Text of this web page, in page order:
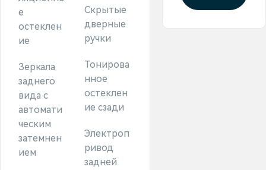
е
остеклен
ие
Зеркала
заднего
вида с
автомати
ческим
затемнен
ием
Скрытые
дверные
ручки
Тонирова
нное
остеклен
ие сзади
Электроп
ривод
задней